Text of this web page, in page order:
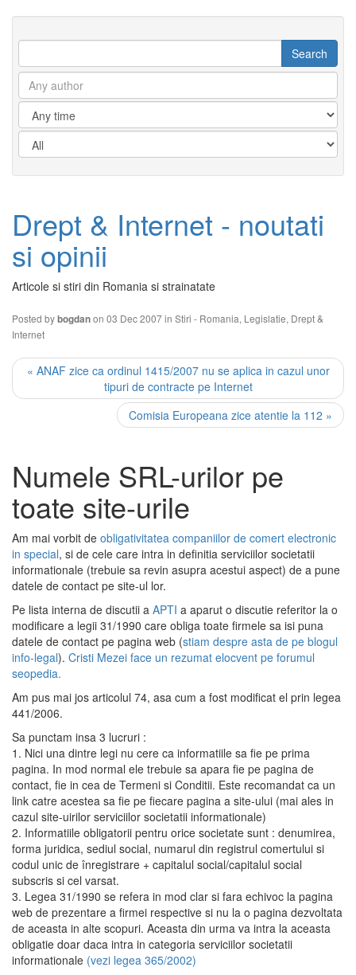
Drept & Internet - noutati
si opinii
Articole si stiri din Romania si strainatate
Posted bybogdanon 03 Dec 2007 in Stiri - Romania, Legislatie, Drept &
Internet
« ANAF zice ca ordinul 1415/2007 nu se aplica in cazul unor
tipuri de contracte pe Internet
Comisia Europeana zice atentie la 112 »
Numele SRL-urilor pe
toate site-urile
Am mai vorbit de obligativitatea companiilor de comert electronic
in special, si de cele care intra in definitia serviciilor societatii
informationale (trebuie sa revin asupra acestui aspect) de a pune
datele de contact pe site-ul lor.
Pe lista interna de discutii a APTI a aparut o discutie referitor la o
modificare a legii 31/1990 care obliga toate firmele sa isi puna
datele de contact pe pagina web (stiam despre asta de pe blogul
info-legal). Cristi Mezei face un rezumat elocvent pe forumul
seopedia.
Am pus mai jos articolul 74, asa cum a fost modificat el prin legea
441/2006.
Sa punctam insa 3 lucruri :
1. Nici una dintre legi nu cere ca informatiile sa fie pe prima
pagina. In mod normal ele trebuie sa apara fie pe pagina de
contact, fie in cea de Termeni si Conditii. Este recomandat ca un
link catre acestea sa fie pe fiecare pagina a site-ului (mai ales in
cazul site-uirilor serviciilor societatii informationale)
2. Informatiile obligatorii pentru orice societate sunt : denumirea,
forma juridica, sediul social, numarul din registrul comertului si
codul unic de înregistrare + capitalul social/capitalul social
subscris si cel varsat.
3. Legea 31/1990 se refera in mod clar si fara echivoc la pagina
web de prezentare a firmei respective si nu la o pagina dezvoltata
de aceasta in alte scopuri. Aceasta din urma va intra la aceasta
obligatie doar daca intra in categoria serviciilor societatii
informationale (vezi legea 365/2002)